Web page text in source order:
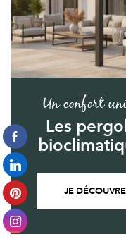
Un confort
Les
JE DÉCOUVRE